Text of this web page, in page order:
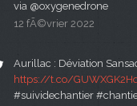
via @oxygenedrone
12 fÃ©vrier 2022
Aurillac : Déviation
https://t.co/
#suividechantier